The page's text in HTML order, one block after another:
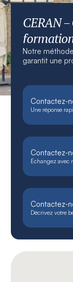
CERAN
Notre
garantit une
Contactez-
Une réponse
Contactez-
Échangez avec
Contactez-
Décrivez votre